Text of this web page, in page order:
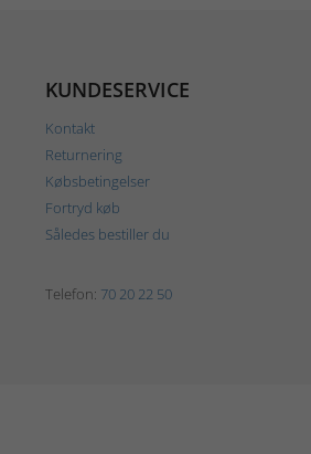
KUNDESERVICE
Kontakt
Returnering
Købsbetingelser
Fortryd køb
Således bestiller du
Telefon: 70 20 22 50